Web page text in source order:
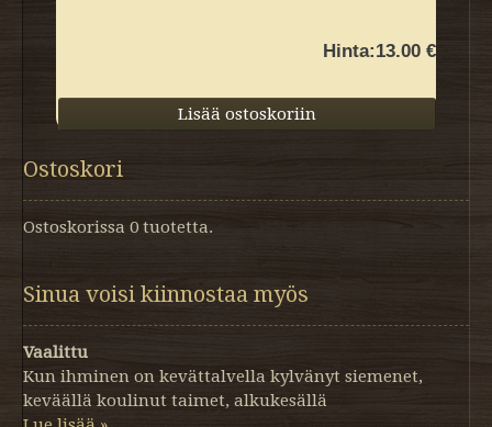
Hinta:13.00 €
Ostoskori
Ostoskorissa 0 tuotetta.
Sinua voisi kiinnostaa myös
Vaalittu
Kun ihminen on kevättalvella kylvänyt siemenet,
keväällä koulinut taimet, alkukesällä